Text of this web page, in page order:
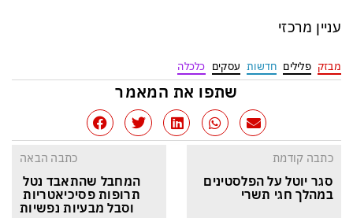
עניין מרכזי
מבזק פלילים חדשות עסקים כלכלה
שתפו את המאמר
כתבה קודמת
סגר יוטל על הפלסטינים
במהלך חגי תשרי
כתבה הבאה
המחבל שהתאבד נטל
תרופות פסיכיאטריות
וסבל מבעיות נפשיות